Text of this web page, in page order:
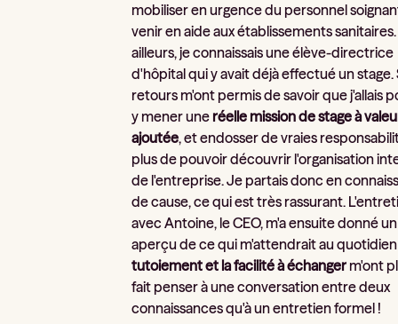
mobiliser en urgence du personnel
venir en aide aux établissements
ailleurs, je connaissais une élève-directrice
d'hôpital qui y avait déjà effectué un stage.
retours m'ont permis de savoir que j'allais
y mener une réelle mission de stage à
ajoutée, et endosser de vraies
plus de pouvoir découvrir l'organisation
de l'entreprise. Je partais donc en
de cause, ce qui est très rassurant.
avec Antoine, le CEO, m'a ensuite donné
aperçu de ce qui m'attendrait au
tutoiement et la facilité à échanger m'ont
fait penser à une conversation entre deux
connaissances qu'à un entretien formel !